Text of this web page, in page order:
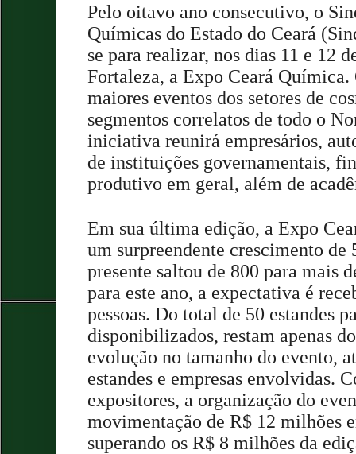
Pelo oitavo ano consecutivo, o
Químicas do Estado do Ceará
se para realizar, nos dias 11 e 12
Fortaleza, a Expo Ceará Química.
maiores eventos dos setores de
segmentos correlatos de todo o
iniciativa reunirá empresários,
de instituições governamentais,
produtivo em geral, além de
Em sua última edição, a Expo
um surpreendente crescimento
presente saltou de 800 para mais
para este ano, a expectativa é
pessoas. Do total de 50 estandes
disponibilizados, restam apenas
evolução no tamanho do evento,
estandes e empresas envolvidas.
expositores, a organização do
movimentação de R$ 12 milhões
superando os R$ 8 milhões da